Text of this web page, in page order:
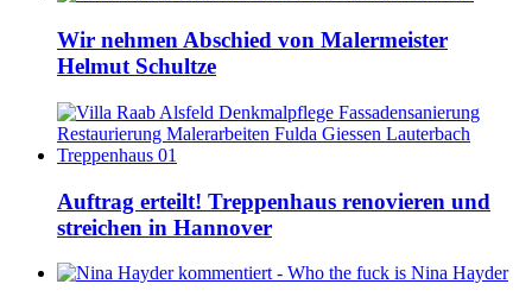
Wir nehmen Abschied von Malermeister
Helmut Schultze
Auftrag erteilt! Treppenhaus renovieren und
streichen in Hannover